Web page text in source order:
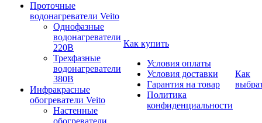
Проточные
водонагреватели Veito
Однофазные
водонагреватели
220В
Трехфазные
водонагреватели
380В
Инфракрасные
обогреватели Veito
Настенные
обогреватели
Как купить
Условия оплаты
Условия доставки
Гарантия на товар
Политика
конфиденциальности
Как